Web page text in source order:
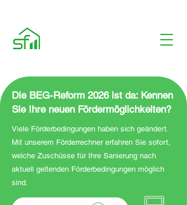
Die BEG-Reform 2026 ist da: Kennen
Sie Ihre neuen Fördermöglichkeiten?
Viele Förderbedingungen haben sich geändert.
Mit unserem Förderrechner erfahren Sie sofort,
welche Zuschüsse für Ihre Sanierung nach
aktuell geltenden Förderbedingungen möglich
sind.